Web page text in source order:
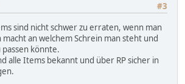
#3
sind nicht schwer zu erraten, wenn man
macht an welchem Schrein man steht und
könnte.
alle Items bekannt und über RP sicher in